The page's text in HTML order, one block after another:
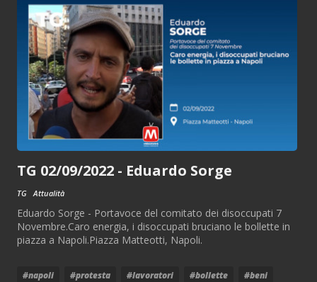
TG 02/09/2022 - Eduardo Sorge
TG Attualità
Eduardo Sorge - Portavoce del comitato dei disoccupati 7
Novembre.Caro energia, i disoccupati bruciano le bollette in
piazza a Napoli.Piazza Matteotti, Napoli.
#napoli #protesta #lavoratori #bollette
#beni